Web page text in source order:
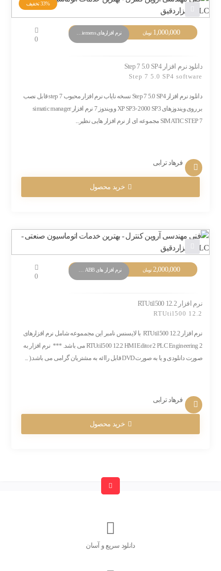
33% تخفیف
1,000,000 تومان نرم افزارهای PLC Siemens
0
دانلود نرم افزار Step 7 5.0 SP4
Step 7 5.0 SP4 software
دانلود نرم افزار Step 7 5.0 SP4 نسخه نایاب نرم افزار محبوب step 7 قابل نصب
بر روی ویندوزهای XP SP3- 2000 SP3 و ویندوز 7 نرم افزار simatic manager
SIMATIC STEP 7 مجموعه ای از نرم افزار هایی نظیر...
فرهاد ترابی
خرید محصول
2,000,000 تومان
0
نرم افزار RTUtil500 12.2
RTUtil500 12.2
نرم افزار RTUtil500 12.2 با لایسنس نامبر این مجمموعه شامل نرم افزارهای
RTUtil500 12.2 HMI Editor 2 PLC Engineering 2 می باشد. *** نرم افزار به
صورت دانلودی و یا به صورت DVD قابل راائه به مشتریان گرامی می باشد.( ...
فرهاد ترابی
خرید محصول
دانلود سریع و آسان